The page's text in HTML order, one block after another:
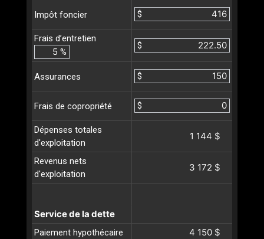
Impôt foncier $
Frais d’entretien
%
$
Assurances $
Frais de copropriété $
Dépenses totales
d'exploitation
1 144 $
Revenus nets
d'exploitation
3 172 $
Service de la dette
Paiement hypothécaire 4 150 $